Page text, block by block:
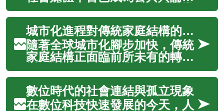
式，更重新塑造了娛樂消費模
式，為全球經...
成的重要場域。從傳統媒體主導
的單向傳播模式，到如今多元
化、即時性的雙向互動交流，公
眾參與討論的方式發生了根本性
變革。這種轉變不僅重塑了資訊
傳播的速度與範圍，更深刻影響
著不同世代、...
城市化進程對傳統家庭結構的影響
隨著全球城市化腳步加快，傳統
家庭結構正面臨前所未有的轉
變。從多代同堂的大家庭模式，
逐漸演變為核心家庭甚至單人家
庭，這種變化不僅改變了人們的
居住方式，更深刻影響著社會關
數位時代的社會連結與孤立現象
在數位科技快速發展的今天，人